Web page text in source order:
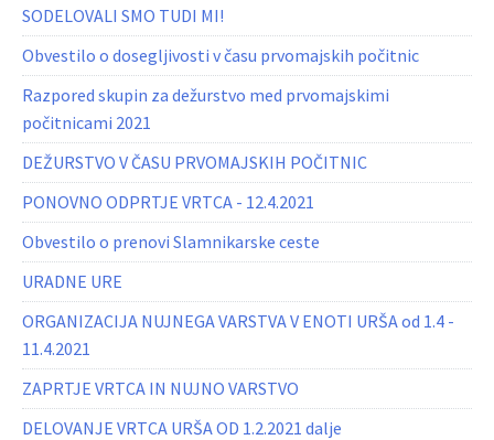
SODELOVALI SMO TUDI MI!
Obvestilo o dosegljivosti v času prvomajskih počitnic
Razpored skupin za dežurstvo med prvomajskimi
počitnicami 2021
DEŽURSTVO V ČASU PRVOMAJSKIH POČITNIC
PONOVNO ODPRTJE VRTCA - 12.4.2021
Obvestilo o prenovi Slamnikarske ceste
URADNE URE
ORGANIZACIJA NUJNEGA VARSTVA V ENOTI URŠA od 1.4 -
11.4.2021
ZAPRTJE VRTCA IN NUJNO VARSTVO
DELOVANJE VRTCA URŠA OD 1.2.2021 dalje